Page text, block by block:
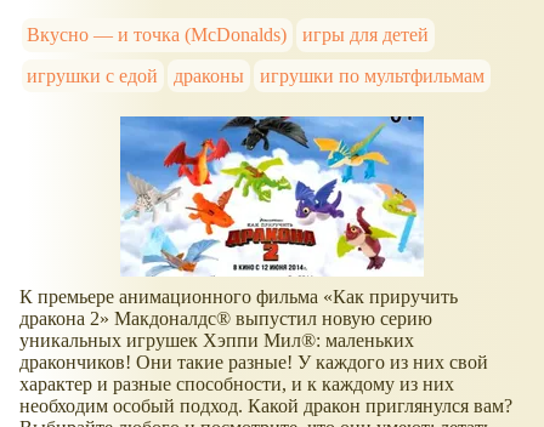
Вкусно — и точка (McDonalds)
игры для детей
игрушки с едой
драконы игрушки по мультфильмам
К премьере анимационного фильма
Как приручить
дракона 2
Макдоналдс® выпустил новую серию
уникальных игрушек Хэппи Мил®: маленьких
дракончиков! Они такие разные! У каждого из них свой
характер и разные способности, и к каждому из них
необходим особый подход. Какой дракон приглянулся вам?